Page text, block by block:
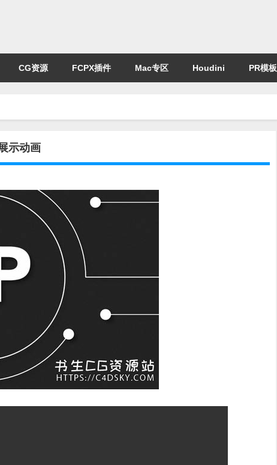
CG资源 FCPX插件 Mac专区 Houdini PR模板
示动画